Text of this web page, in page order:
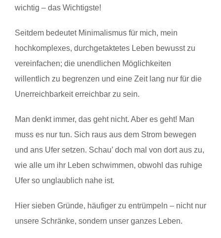
wichtig – das Wichtigste!
Seitdem bedeutet Minimalismus für mich, mein
hochkomplexes, durchgetaktetes Leben bewusst zu
vereinfachen; die unendlichen Möglichkeiten
willentlich zu begrenzen und eine Zeit lang nur für die
Unerreichbarkeit erreichbar zu sein.
Man denkt immer, das geht nicht. Aber es geht! Man
muss es nur tun. Sich raus aus dem Strom bewegen
und ans Ufer setzen. Schau’ doch mal von dort aus zu,
wie alle um ihr Leben schwimmen, obwohl das ruhige
Ufer so unglaublich nahe ist.
Hier sieben Gründe, häufiger zu entrümpeln – nicht nur
unsere Schränke, sondern unser ganzes Leben.